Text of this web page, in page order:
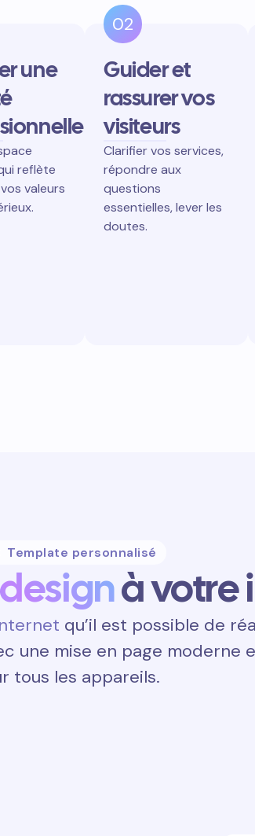
une
reflète
valeurs
02
Guider et
rassurer vos
visiteurs
Clarifier vos services,
répondre aux
questions
essentielles, lever les
doutes.
Template personnalisé
designà votre
qu’il est possible de
une mise en page moderne
tous les appareils.